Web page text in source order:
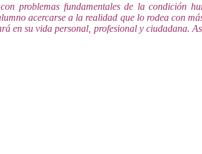
problemas fundamentales de la condición
acercarse a la realidad que lo rodea con
en su vida personal, profesional y